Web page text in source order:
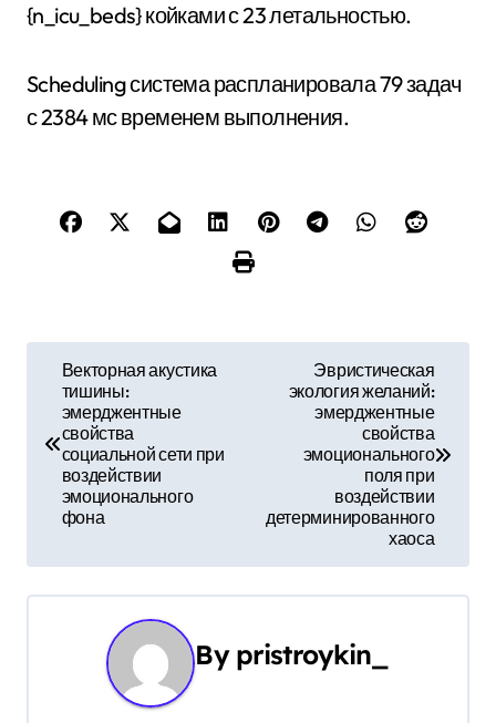
{n_icu_beds} койками с 23 летальностью.
Scheduling система распланировала 79 задач
с 2384 мс временем выполнения.
в
а
Векторная акустика
тишины:
эмерджентные
свойства
социальной сети при
воздействии
эмоционального
фона
Эвристическая
экология желаний:
эмерджентные
свойства
эмоционального
поля при
воздействии
детерминированного
хаоса
By pristroykin_